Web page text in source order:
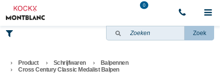
0
Zoek
Product Schrijfwaren
Balpennen
Cross Century Classic Medalist Balpen